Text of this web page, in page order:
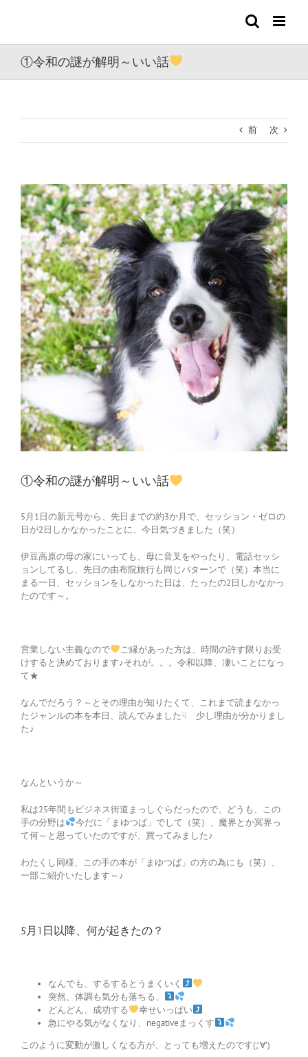
①令和の謎が解明～いい話
前 次
View
Larger
Image
①令和の謎が解明～いい話
5月1日の新元号から、先日までの約3か月で、セッション・ゼロの
日が2日しかなかったことに、今日気づきました（笑）
伊豆高原の母の家にいっても、母に音叉をやったり、電話セッシ
ョンしてるし、先日の由布院旅行も同じパターンで（笑）本当に
まる一日、セッションをしなかった日は、たったの2日しかなかっ
たのです～。
営業しない主義なので
ご縁があった方は、時間の許す限りお受
けすると決めております♪それが。。。令和以降、凄いことになっ
て★
なんでだろう？～とその理由が知りたくて、これまで読まなかっ
たジャンルの本を本日、読んでみました☟ 少し理由が分かりまし
た♪
なんというか～
私は25年間もビジネス街道まっしぐらだったので、どうも、この
手の分野は
今だに「まゆつば」でして（笑）、魔界とか冥界っ
て何～と思っていたのですが、買ってみました♪
わたくし同様、この手の本が「まゆつば」の方の為にも（笑）、
一部ご紹介いたします～♪
5月1日以降、何が起きたの？
なんでも、するするとうまくいく
突然、体調も気分も落ちる、
どんどん、成功する
幸せいっぱい
急にやる気がなくなり、negativeまっくす
このように変動が激しくなる方が、とっても増えたのです(;’∀’)